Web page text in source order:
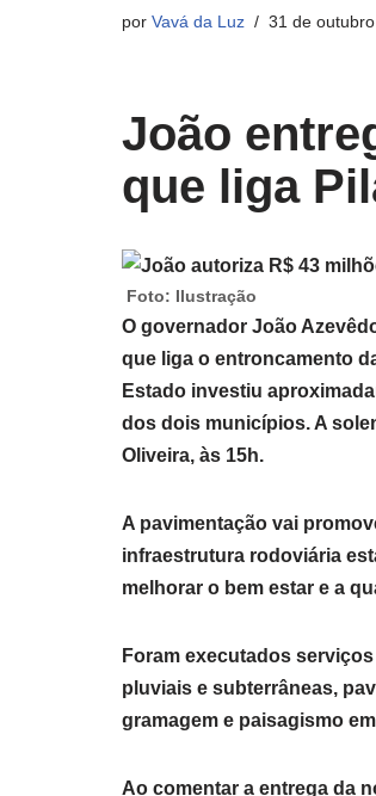
por Vavá da Luz 31 de
João
que liga
Foto: Ilustração
O governador João
que liga o entroncamento
Estado investiu
dos dois municípios. A
Oliveira, às 15h.
A pavimentação vai
infraestrutura rodoviária
melhorar o bem estar e a
Foram executados
pluviais e subterrâneas,
gramagem e paisagismo
Ao comentar a entrega da